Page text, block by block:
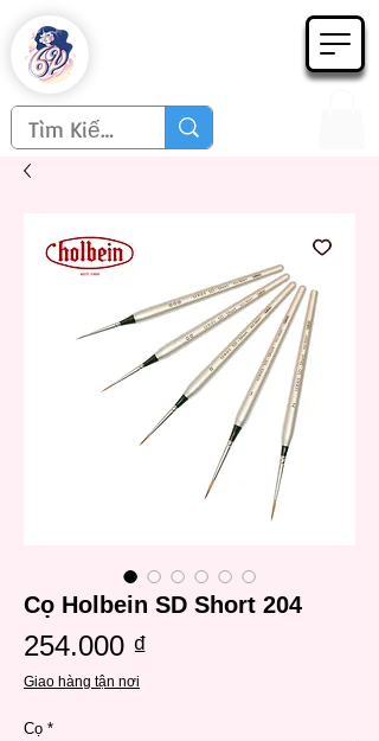
Cọ Holbein SD Short 204
254.000 ₫
Giao hàng tận nơi
Cọ *